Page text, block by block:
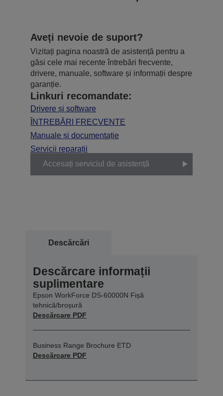
Aveți nevoie de suport?
Vizitați pagina noastră de asistență pentru a
găsi cele mai recente întrebări frecvente,
drivere, manuale, software și informații despre
garanție.
Linkuri recomandate:
Drivere și software
ÎNTREBĂRI FRECVENTE
Manuale și documentație
Servicii reparații
Accesați serviciul de asistență
Descărcări
Descărcare informații
suplimentare
Epson WorkForce DS-60000N Fișă
tehnică/broșură
Descărcare PDF
Business Range Brochure ETD
Descărcare PDF